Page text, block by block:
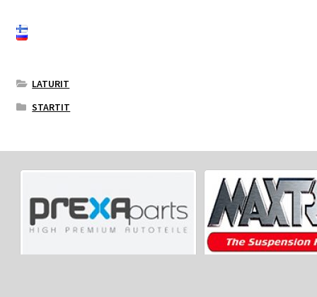
LATURIT
STARTIT